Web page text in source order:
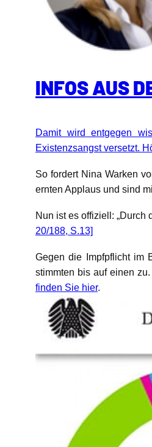
INFOS AUS
Damit wird entgegen
Existenzsangst versetzt.
So fordert Nina Warken
ernten Applaus und sind
Nun ist es offiziell:
20/188, S.13]
Gegen die Impfpflicht im
stimmten bis auf einen
finden Sie hier.